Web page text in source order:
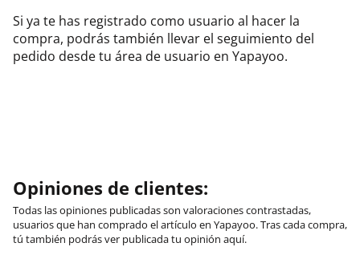
Si ya te has registrado como usuario al hacer la
compra, podrás también llevar el seguimiento del
pedido desde tu área de usuario en Yapayoo.
Opiniones de clientes:
Todas las opiniones publicadas son valoraciones contrastadas,
usuarios que han comprado el artículo en Yapayoo. Tras cada compra,
tú también podrás ver publicada tu opinión aquí.